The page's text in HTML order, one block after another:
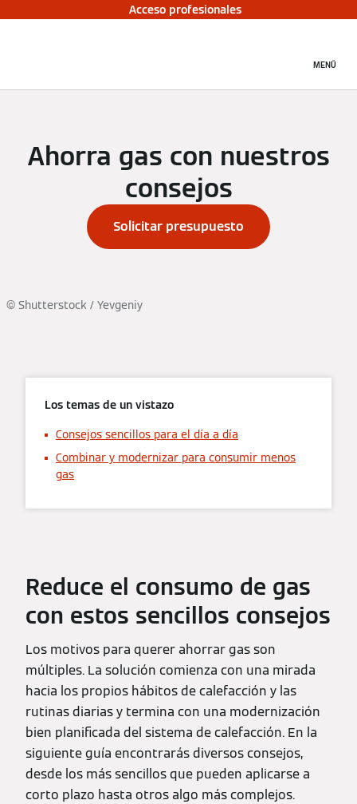
Acceso profesionales
MENÚ
Ahorra gas con nuestros
consejos
Solicitar presupuesto
© Shutterstock / Yevgeniy
Los temas de un vistazo
Consejos sencillos para el día a día
Combinar y modernizar para consumir menos
gas
Reduce el consumo de gas
con estos sencillos consejos
Los motivos para querer ahorrar gas son
múltiples. La solución comienza con una mirada
hacia los propios hábitos de calefacción y las
rutinas diarias y termina con una modernización
bien planificada del sistema de calefacción. En la
siguiente guía encontrarás diversos consejos,
desde los más sencillos que pueden aplicarse a
corto plazo hasta otros algo más complejos.